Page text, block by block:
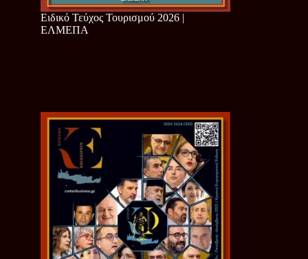
Ειδικό Τεύχος Τουρισμού 2026 |
ΕΛΜΕΠΑ